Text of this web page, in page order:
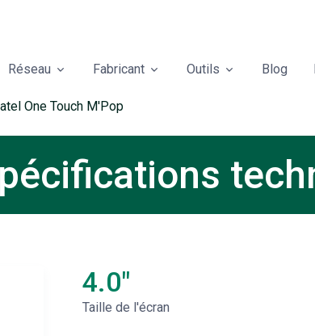
Réseau Fabricant Outils Blog
One Touch M'Pop
4.0"
Taille de l'écran